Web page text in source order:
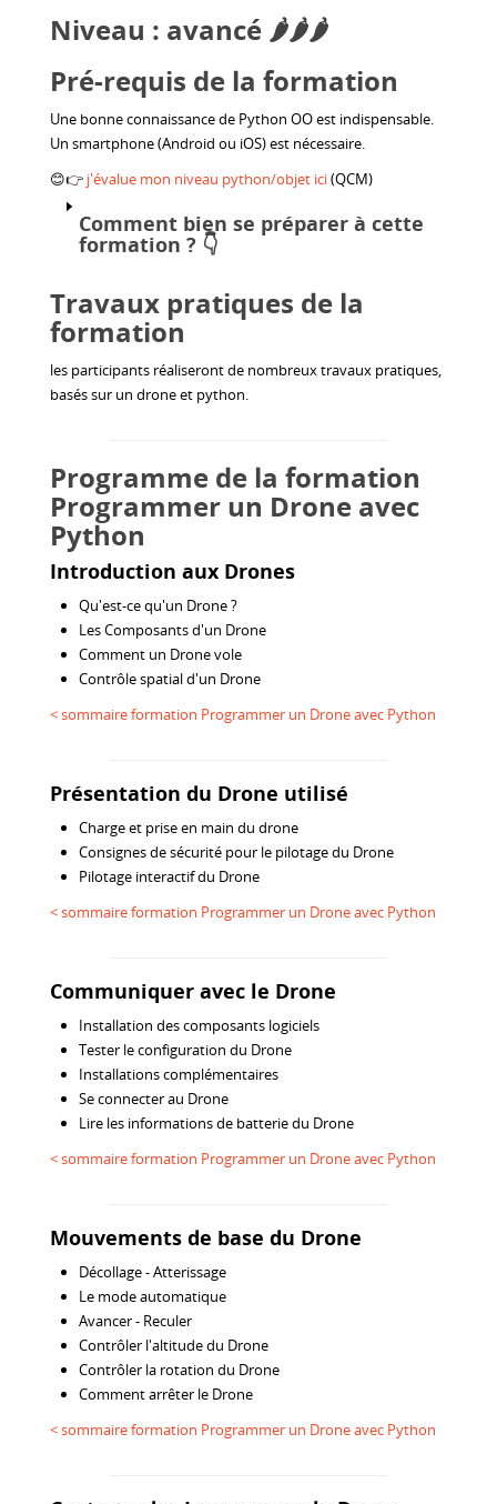
Niveau : avancé 🌶️🌶️🌶️
Pré-requis de la formation
Une bonne connaissance de Python OO est indispensable.
Un smartphone (Android ou iOS) est nécessaire.
😊👉 j'évalue mon niveau python/objet ici(QCM)
Comment bien se préparer à cette
formation ? 👇
Travaux pratiques de la
formation
les participants réaliseront de nombreux travaux pratiques,
basés sur un drone et python.
Programme de la formation
Programmer un Drone avec
Python
Introduction aux Drones
Qu'est-ce qu'un Drone ?
Les Composants d'un Drone
Comment un Drone vole
Contrôle spatial d'un Drone
< sommaire formation Programmer un Drone avec Python
Présentation du Drone utilisé
Charge et prise en main du drone
Consignes de sécurité pour le pilotage du Drone
Pilotage interactif du Drone
< sommaire formation Programmer un Drone avec Python
Communiquer avec le Drone
Installation des composants logiciels
Tester le configuration du Drone
Installations complémentaires
Se connecter au Drone
Lire les informations de batterie du Drone
< sommaire formation Programmer un Drone avec Python
Mouvements de base du Drone
Décollage - Atterissage
Le mode automatique
Avancer - Reculer
Contrôler l'altitude du Drone
Contrôler la rotation du Drone
Comment arrêter le Drone
< sommaire formation Programmer un Drone avec Python